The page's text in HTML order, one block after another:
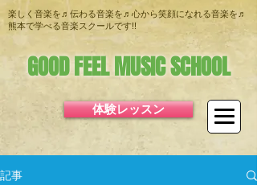
GOOD FEEL MUSIC SCHOOL
体験レッスン
楽しく音楽を♬伝わる音楽を♬心から笑顔になれる音楽を♬
熊本で学べる音楽スクールです!!
記事